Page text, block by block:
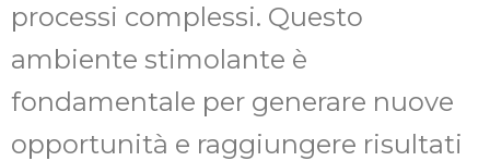
processi complessi. Questo
ambiente stimolante è
fondamentale per generare nuove
opportunità e raggiungere risultati